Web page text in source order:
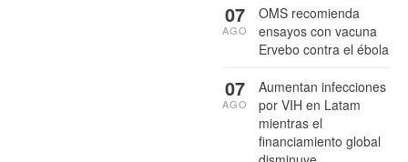
OMS recomienda
ensayos con vacuna
Ervebo contra el ébola
07
AGO
Aumentan infecciones
por VIH en Latam
mientras el
financiamiento global
07
AGO